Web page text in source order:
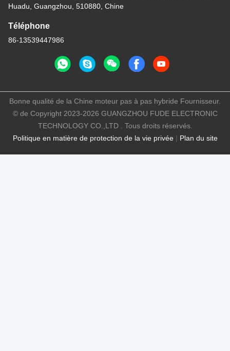
Huadu, Guangzhou, 510880, Chine
Téléphone
86-13539447986
Politique en matière de protection de la vie privée| Plan du site
Bonne qualité de la Chine moteur pas à pas hybride Fournisseur.
© de Copyright 2023-2026 GUANGZHOU FUDE ELECTRONIC
TECHNOLOGY CO.,LTD . Tous droits réservés.